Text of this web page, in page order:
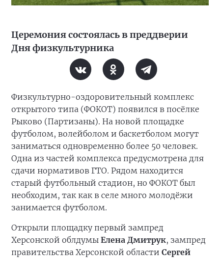
Церемония состоялась в преддверии
Дня физкультурника
Физкультурно-оздоровительный комплекс
открытого типа (ФОКОТ) появился в посёлке
Рыково (Партизаны). На новой площадке
футболом, волейболом и баскетболом могут
заниматься одновременно более 50 человек.
Одна из частей комплекса предусмотрена для
сдачи нормативов ГТО. Рядом находится
старый футбольный стадион, но ФОКОТ был
необходим, так как в селе много молодёжи
занимается футболом.
Открыли площадку первый зампред
Херсонской облдумы Елена Дмитрук, зампред
правительства Херсонской области Сергей